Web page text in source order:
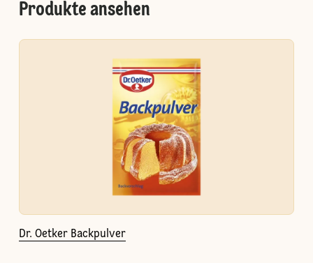
Produkte ansehen
Dr. Oetker Backpulver